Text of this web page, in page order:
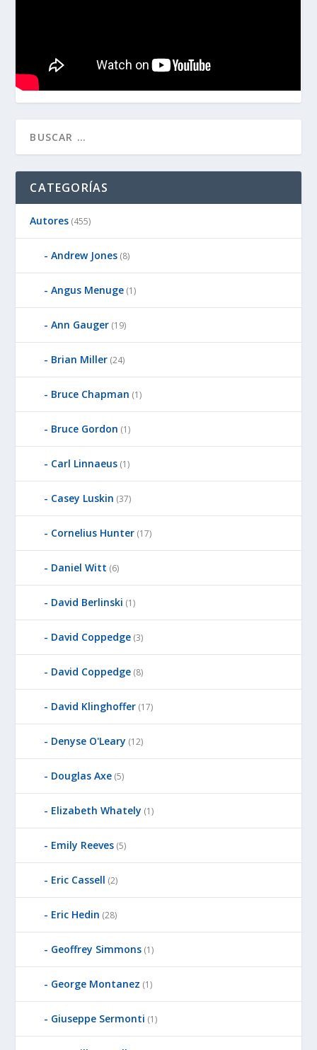
CATEGORÍAS
Autores (455)
Andrew Jones (8)
Angus Menuge (1)
Ann Gauger (19)
Brian Miller (24)
Bruce Chapman (1)
Bruce Gordon (1)
Carl Linnaeus (1)
Casey Luskin (37)
Cornelius Hunter (17)
Daniel Witt (6)
David Berlinski (1)
David Coppedge (3)
David Coppedge (8)
David Klinghoffer (17)
Denyse O'Leary (12)
Douglas Axe (5)
Elizabeth Whately (1)
Emily Reeves (5)
Eric Cassell (2)
Eric Hedin (28)
Geoffrey Simmons (1)
George Montanez (1)
Giuseppe Sermonti (1)